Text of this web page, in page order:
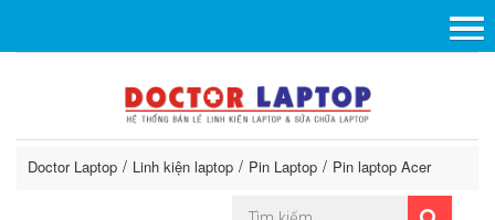
Doctor Laptop Linh kiện laptop Pin Laptop Pin laptop Acer